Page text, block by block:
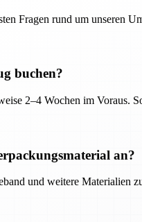
Fragen rund um unseren
buchen?
2–4 Wochen im Voraus.
an?
und weitere Materialien